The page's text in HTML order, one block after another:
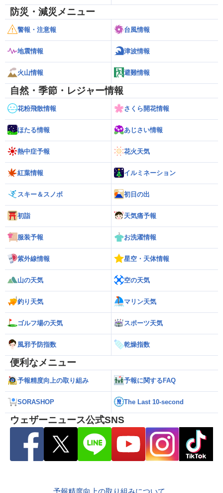
防災・減災メニュー
警報・注意報 台風情報
地震情報 津波情報
火山情報 避難情報
自然・季節・レジャー情報
花粉飛散情報 さくら開花情報
ほたる情報 あじさい情報
熱中症予報 花火天気
紅葉情報 イルミネーション
スキー＆スノボ 初日の出
初詣 天気痛予報
服装予報 お洗濯情報
紫外線情報 星空・天体情報
山の天気 空の天気
釣り天気 マリン天気
ゴルフ場の天気 スポーツ天気
風邪予防指数 乾燥指数
便利なメニュー
予報精度向上の取り組み 予報に関するFAQ
SORASHOP The Last 10-second
ウェザーニュース公式SNS
予報精度向上の取り組みについて